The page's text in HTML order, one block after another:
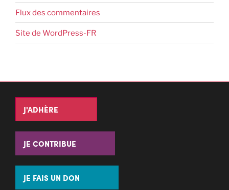
Flux des commentaires
Site de WordPress-FR
J'ADHÈRE
JE CONTRIBUE
JE FAIS UN DON